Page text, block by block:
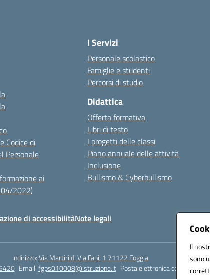
Il
sono
Codice di
Personale
ai
2022)
I Servizi
Personale scolastico
Famiglie e studenti
Percorsi di studio
Didattica
Offerta formativa
Libri di testo
I progetti delle classi
Piano annuale delle attività
Inclusione
Bullismo & Cyberbullismo
di accessibilitàNote legali
Indirizzo:Via Martiri di Via Fani, 1 71122 Foggia
Email:fgps010008@istruzione.it Posta elettronica certificata